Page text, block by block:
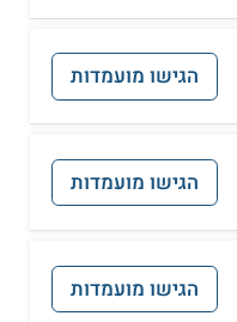
הגישו מועמדות
הגישו מועמדות
הגישו מועמדות